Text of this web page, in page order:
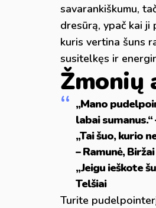
savarankiškumu,
dresūrą, ypač kai ji
kuris vertina šuns
susitelkęs ir
Žmonių
„Mano
labai sumanus.“
„Tai šuo, kurio
– Ramunė, Biržai
„Jeigu ieškote
Telšiai
Turite